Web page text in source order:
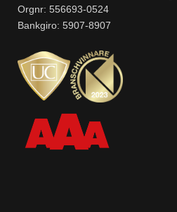
Orgnr: 556693-0524
Bankgiro: 5907-8907